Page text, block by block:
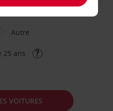
Autre
25 ans
VOITURES